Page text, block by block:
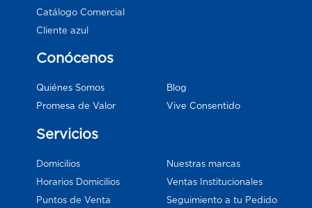
Catálogo Comercial
Cliente azul
Conócenos
Quiénes Somos
Promesa de Valor
Blog
Vive Consentido
Servicios
Domicilios
Horarios Domicilios
Puntos de Venta
Nuestras marcas
Ventas Institucionales
Seguimiento a tu Pedido